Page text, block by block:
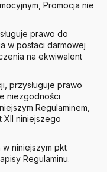
Promocja nie
prawo do
w postaci darmowej
na ekwiwalent
przysługuje prawo
niezgodności
Regulaminem,
XII niniejszego
niniejszym pkt
Regulaminu.